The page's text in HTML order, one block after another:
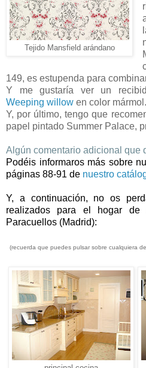
Tejido Mansfield arándano
149, es estupenda para
Y me gustaría ver un
Weeping willow en color mármol.
Y, por último, tengo que
papel pintado Summer Palace,
Algún comentario adicional que
Podéis informaros más sobre
páginas 88-91 de nuestro
Y, a continuación, no os
realizados para el hogar
Paracuellos (Madrid):
(recuerda que puedes pulsar sobre cualquiera